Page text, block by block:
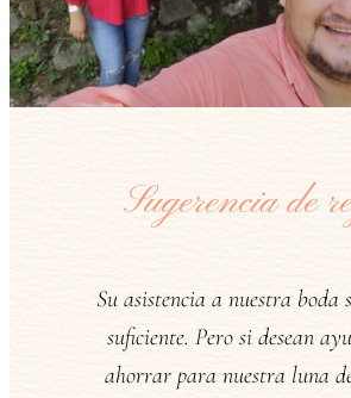
Sugerencia de
Su asistencia a nuestra boda
suficiente. Pero si desean
ahorrar para nuestra luna